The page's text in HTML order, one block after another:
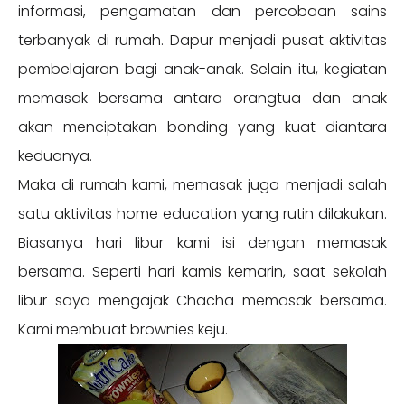
informasi, pengamatan dan percobaan sains
terbanyak di rumah. Dapur menjadi pusat aktivitas
pembelajaran bagi anak-anak. Selain itu, kegiatan
memasak bersama antara orangtua dan anak
akan menciptakan bonding yang kuat diantara
keduanya.
Maka di rumah kami, memasak juga menjadi salah
satu aktivitas home education yang rutin dilakukan.
Biasanya hari libur kami isi dengan memasak
bersama. Seperti hari kamis kemarin, saat sekolah
libur saya mengajak Chacha memasak bersama.
Kami membuat brownies keju.